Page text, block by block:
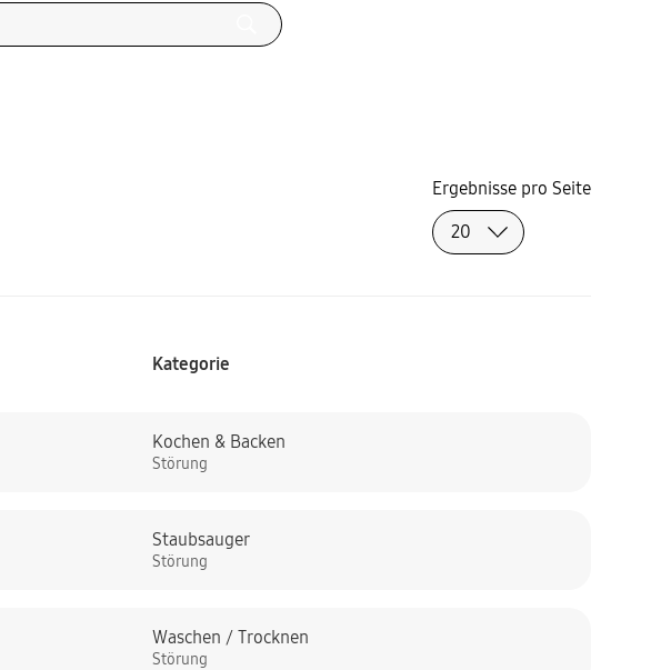
Ergebnisse pro Seite
Kategorie
Kochen & Backen
Störung
Staubsauger
Störung
Waschen / Trocknen
Störung